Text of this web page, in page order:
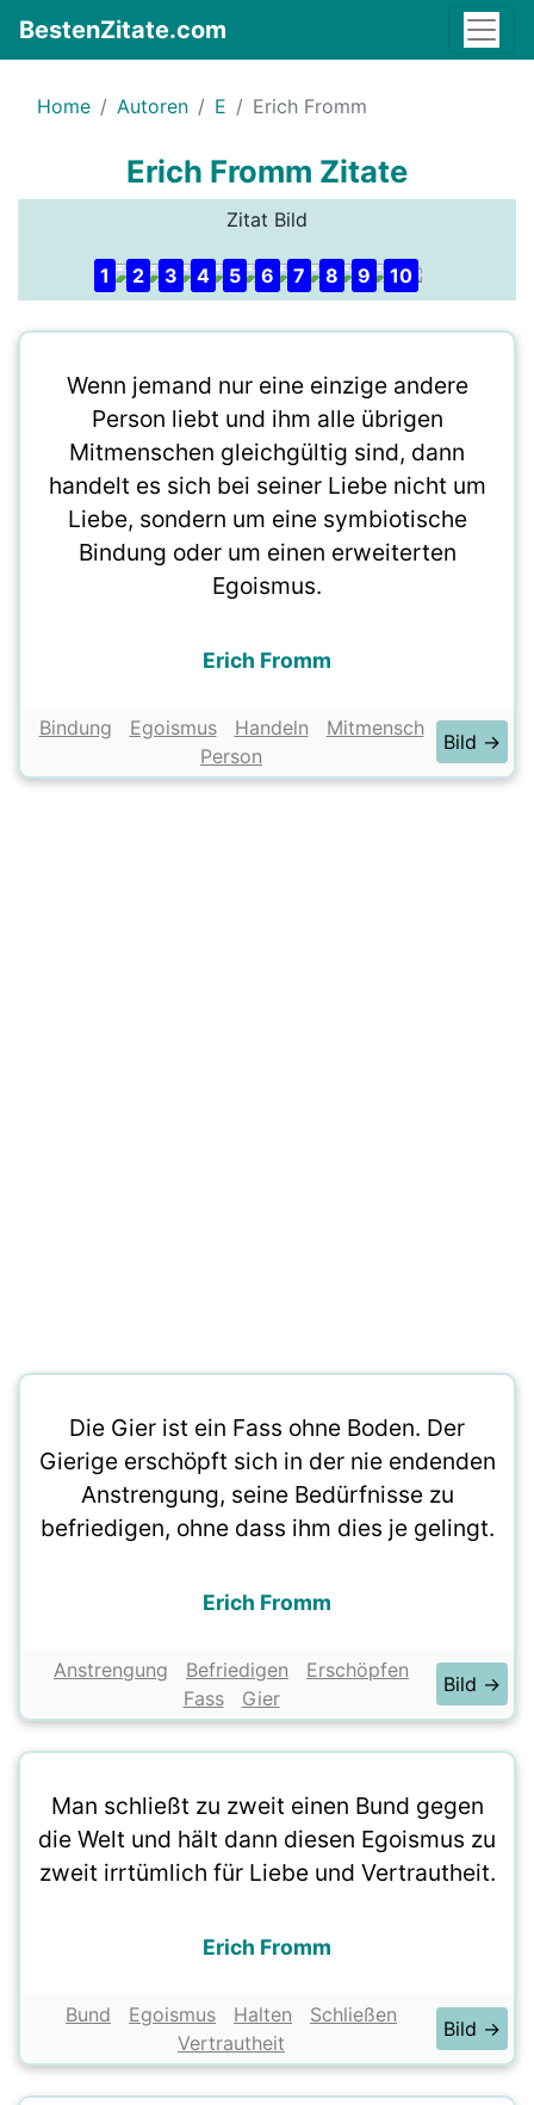
BestenZitate.com
Home Autoren E Erich Fromm
Erich Fromm Zitate
Zitat Bild
1 2 3 4 5 6 7 8 9 10
Wenn jemand nur eine einzige andere
Person liebt und ihm alle übrigen
Mitmenschen gleichgültig sind, dann
handelt es sich bei seiner Liebe nicht um
Liebe, sondern um eine symbiotische
Bindung oder um einen erweiterten
Egoismus.
Erich Fromm
Bindung Egoismus Handeln
Mitmensch
Person
Bild →
Die Gier ist ein Fass ohne Boden. Der
Gierige erschöpft sich in der nie endenden
Anstrengung, seine Bedürfnisse zu
befriedigen, ohne dass ihm dies je gelingt.
Erich Fromm
Anstrengung Befriedigen
Erschöpfen
Fass
Gier
Bild →
Man schließt zu zweit einen Bund gegen
die Welt und hält dann diesen Egoismus zu
zweit irrtümlich für Liebe und Vertrautheit.
Erich Fromm
Bund Egoismus Halten
Schließen
Vertrautheit
Bild →